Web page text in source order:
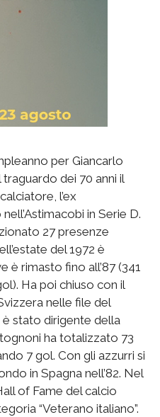
per Giancarlo
dei 70 anni il
l’ex
in Serie D.
27 presenze
del 1972 è
è rimasto fino all’87 (341
Ha poi chiuso con il
nelle file del
è stato dirigente della
ha totalizzato 73
7 gol. Con gli azzurri si
in Spagna nell’82. Nel
of Fame del calcio
“Veterano italiano”.